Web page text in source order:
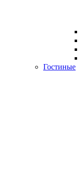
Гостиные